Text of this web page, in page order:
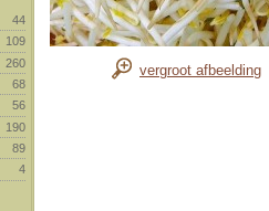
44
109
260
68
56
190
89
4
vergroot afbeelding